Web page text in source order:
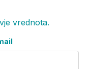
vrednota.